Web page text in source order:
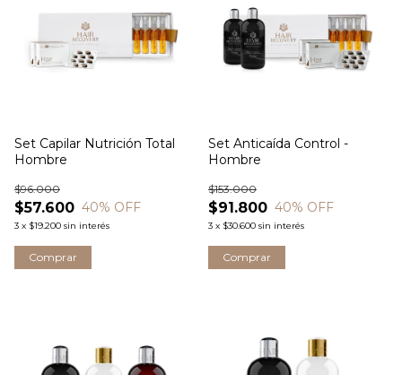
Set Capilar Nutrición Total
Hombre
$57.600
$96.000
40% OFF
3 x $19.200 sin interés
Set Anticaída Control -
Hombre
$91.800
$153.000
40% OFF
3 x $30.600 sin interés